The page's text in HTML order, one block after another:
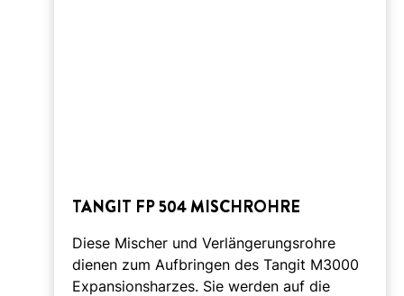
TANGIT FP 504 MISCHROHRE
Diese Mischer und Verlängerungsrohre
dienen zum Aufbringen des Tangit M3000
Expansionsharzes. Sie werden auf die